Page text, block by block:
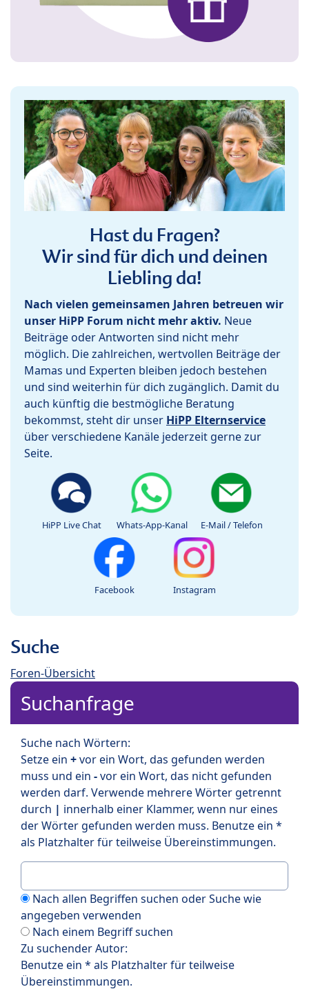
Hast du Fragen?
Wir sind für dich und deinen
Liebling da!
Nach vielen gemeinsamen Jahren betreuen wir
unser HiPP Forum nicht mehr aktiv. Neue
Beiträge oder Antworten sind nicht mehr
möglich. Die zahlreichen, wertvollen Beiträge der
Mamas und Experten bleiben jedoch bestehen
und sind weiterhin für dich zugänglich. Damit du
auch künftig die bestmögliche Beratung
bekommst, steht dir unser HiPP Elternservice
über verschiedene Kanäle jederzeit gerne zur
Seite.
HiPP Live Chat Whats-App-Kanal E-Mail / Telefon
Facebook Instagram
Suche
Foren-Übersicht
Suchanfrage
Suche nach Wörtern:
Setze ein +vor ein Wort, das gefunden werden
muss und ein -vor ein Wort, das nicht gefunden
werden darf. Verwende mehrere Wörter getrennt
durch | innerhalb einer Klammer, wenn nur eines
der Wörter gefunden werden muss. Benutze ein *
als Platzhalter für teilweise Übereinstimmungen.
Nach allen Begriffen suchen oder Suche wie
angegeben verwenden
Nach einem Begriff suchen
Zu suchender Autor:
Benutze ein * als Platzhalter für teilweise
Übereinstimmungen.